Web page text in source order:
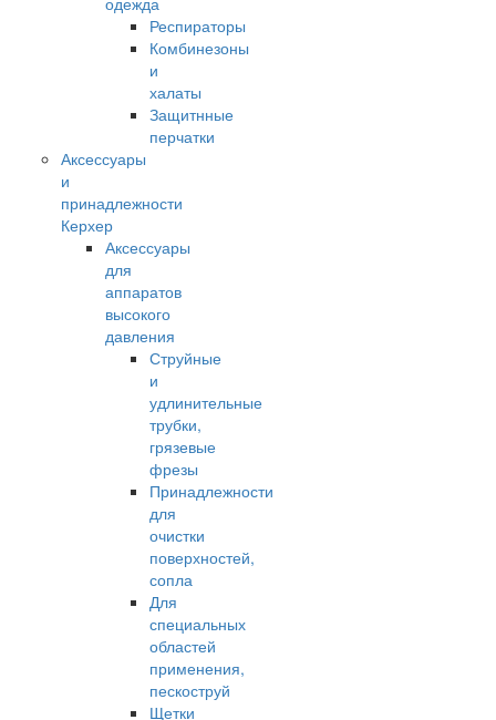
Респираторы
Комбинезоны
и
халаты
Защитнные
перчатки
Аксессуары
и
принадлежности
Керхер
Аксессуары
для
аппаратов
высокого
давления
Струйные
и
удлинительные
трубки,
грязевые
фрезы
Принадлежности
для
очистки
поверхностей,
сопла
Для
специальных
областей
применения,
пескоструй
Щетки